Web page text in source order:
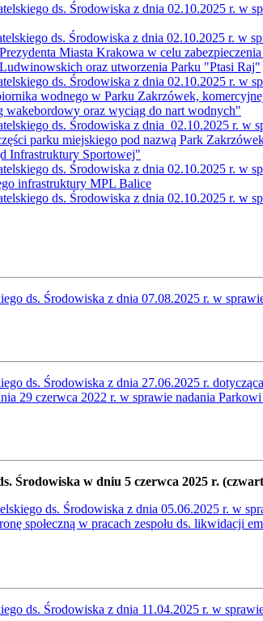
ds. Środowiska z dnia 02.10.2025 r. w
ds. Środowiska z dnia 02.10.2025 r. w
Miasta Krakowa w celu
oraz utworzenia Parku "Ptasi Raj"
ds. Środowiska z dnia 02.10.2025 r. w
wodnego w Parku Zakrzówek,
oraz wyciąg do nart wodnych"
ds. Środowiska z dnia 02.10.2025 r. w
parku miejskiego pod nazwą Park
Infrastruktury Sportowej"
ds. Środowiska z dnia 02.10.2025 r. w
infrastruktury MPL Balice
ds. Środowiska z dnia 02.10.2025 r. w
ds. Środowiska z dnia 07.08.2025 r. w
ds. Środowiska z dnia 27.06.2025 r.
29 czerwca 2022 r. w sprawie nadania
Środowiska w dniu 5 czerwca 2025 r.
ds. Środowiska z dnia 05.06.2025 r. w
społeczną w pracach zespołu ds. likwidacji
ds. Środowiska z dnia 11.04.2025 r. w